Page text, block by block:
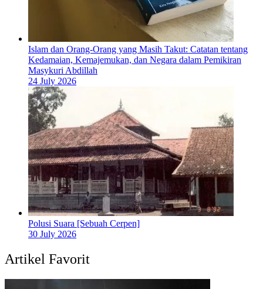
Islam dan Orang-Orang yang Masih Takut: Catatan tentang
Kedamaian, Kemajemukan, dan Negara dalam Pemikiran
Masykuri Abdillah
24 July 2026
Polusi Suara [Sebuah Cerpen]
30 July 2026
Artikel Favorit